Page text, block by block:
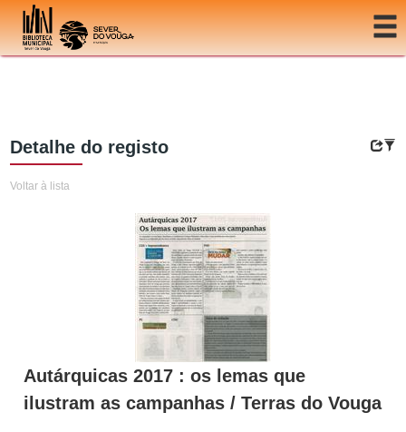
Ir para o conteúdo
Detalhe do registo
Voltar à lista
Autárquicas 2017 : os lemas que
ilustram as campanhas / Terras do Vouga